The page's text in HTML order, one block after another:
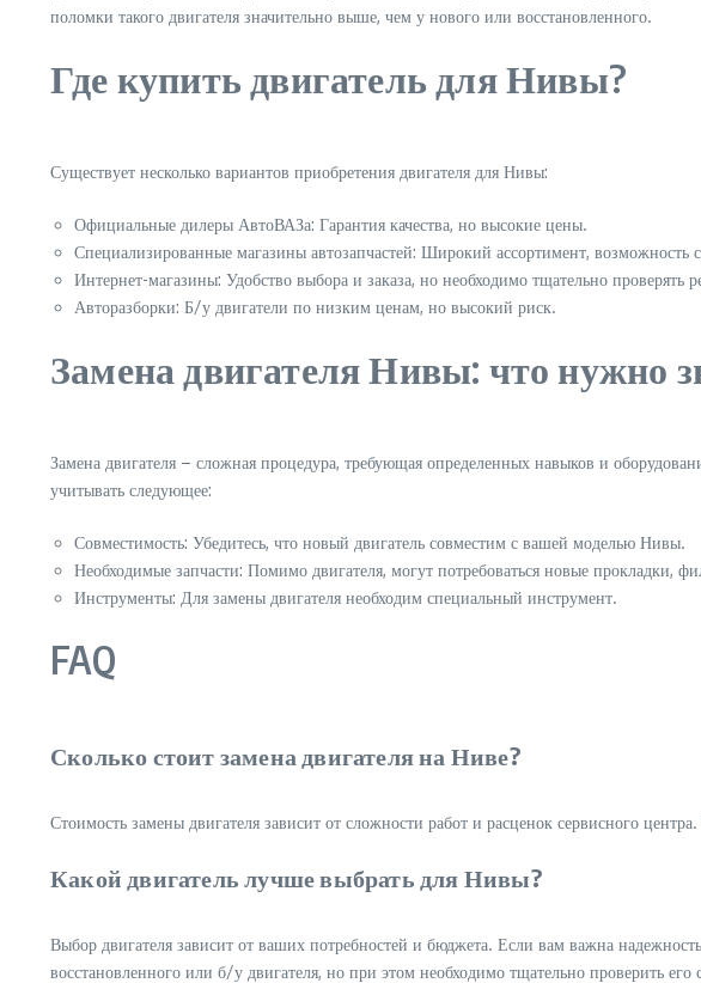
поломки такого двигателя значительно выше, чем у нового или восстановленного.
Где купить двигатель для Нивы?
Существует несколько вариантов приобретения двигателя для Нивы:
Официальные дилеры АвтоВАЗа: Гарантия качества, но высокие цены.
Специализированные магазины автозапчастей: Широкий ассортимент, возможность
Интернет-магазины: Удобство выбора и заказа, но необходимо тщательно проверять
Авторазборки: Б/у двигатели по низким ценам, но высокий риск.
Замена двигателя Нивы: что нужно
Замена двигателя – сложная процедура, требующая определенных навыков и
учитывать следующее:
Совместимость: Убедитесь, что новый двигатель совместим с вашей моделью Нивы.
Необходимые запчасти: Помимо двигателя, могут потребоваться новые прокладки,
Инструменты: Для замены двигателя необходим специальный инструмент.
FAQ
Сколько стоит замена двигателя на Ниве?
Стоимость замены двигателя зависит от сложности работ и расценок сервисного
Какой двигатель лучше выбрать для Нивы?
Выбор двигателя зависит от ваших потребностей и бюджета. Если вам важна
восстановленного или б/у двигателя, но при этом необходимо тщательно проверить его